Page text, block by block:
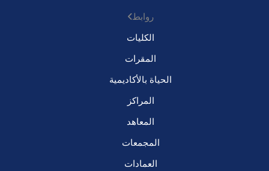
روابط
الكليات
المقرات
الحياة بالأكاديمية
المراكز
المعاهد
المجمعات
العمادات